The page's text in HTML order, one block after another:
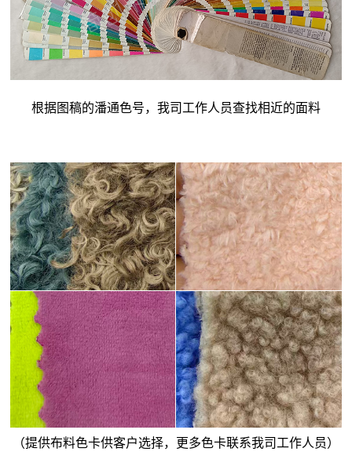
根据图稿的潘通色号，我司工作人员查找相近的面料
（提供布料色卡供客户选择，更多色卡联系我司工作人员）